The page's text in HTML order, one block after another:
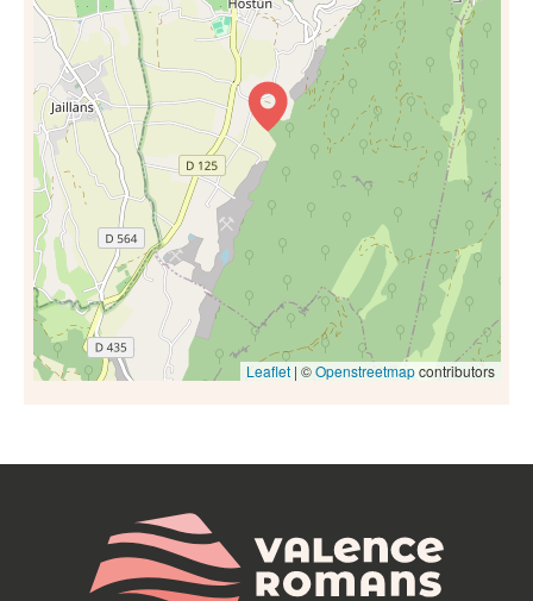
Leaflet| ©Openstreetmapcontributors